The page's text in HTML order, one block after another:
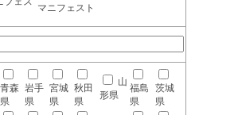
マニフェスト
青森
県
岩手
県
宮城
県
秋田
県
山
形県
福島
県
茨城
県